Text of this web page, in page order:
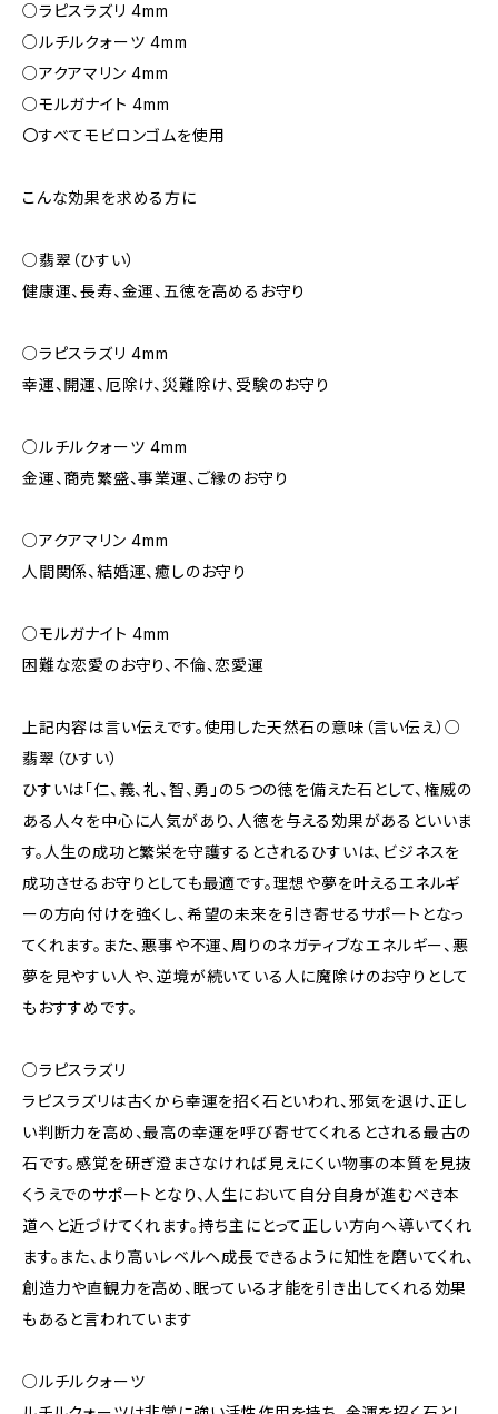
○ラピスラズリ 4mm
○ルチルクォーツ 4mm
○アクアマリン 4mm
○モルガナイト 4mm
〇すべてモビロンゴムを使用
こんな効果を求める方に
○翡翠（ひすい）
健康運、長寿、金運、五徳を高めるお守り
○ラピスラズリ 4mm
幸運、開運、厄除け、災難除け、受験のお守り
○ルチルクォーツ 4mm
金運、商売繁盛、事業運、ご縁のお守り
○アクアマリン 4mm
人間関係、結婚運、癒しのお守り
○モルガナイト 4mm
困難な恋愛のお守り、不倫、恋愛運
上記内容は言い伝えです。使用した天然石の意味（言い伝え）○
翡翠（ひすい）
ひすいは「仁、義、礼、智、勇」の５つの徳を備えた石として、権威の
ある人々を中心に人気があり、人徳を与える効果があるといいま
す。人生の成功と繁栄を守護するとされるひすいは、ビジネスを
成功させるお守りとしても最適です。理想や夢を叶えるエネルギ
ーの方向付けを強くし、希望の未来を引き寄せるサポートとなっ
てくれます。また、悪事や不運、周りのネガティブなエネルギー、悪
夢を見やすい人や、逆境が続いている人に魔除けのお守りとして
もおすすめです。
○ラピスラズリ
ラピスラズリは古くから幸運を招く石といわれ、邪気を退け、正し
い判断力を高め、最高の幸運を呼び寄せてくれるとされる最古の
石です。感覚を研ぎ澄まさなければ見えにくい物事の本質を見抜
くうえでのサポートとなり、人生において自分自身が進むべき本
道へと近づけてくれます。持ち主にとって正しい方向へ導いてくれ
ます。また、より高いレベルへ成長できるように知性を磨いてくれ、
創造力や直観力を高め、眠っている才能を引き出してくれる効果
もあると言われています
○ルチルクォーツ